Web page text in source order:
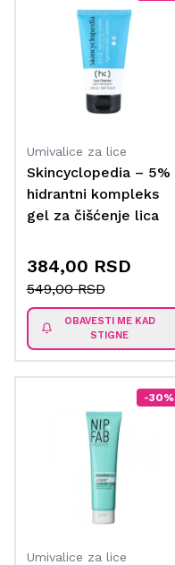
Umivalice za lice
Skincyclopedia – 5%
hidrantni kompleks
gel za čišćenje lica
384,00 RSD
549,00 RSD
OBAVESTI ME KAD
STIGNE
-30%
Umivalice za lice